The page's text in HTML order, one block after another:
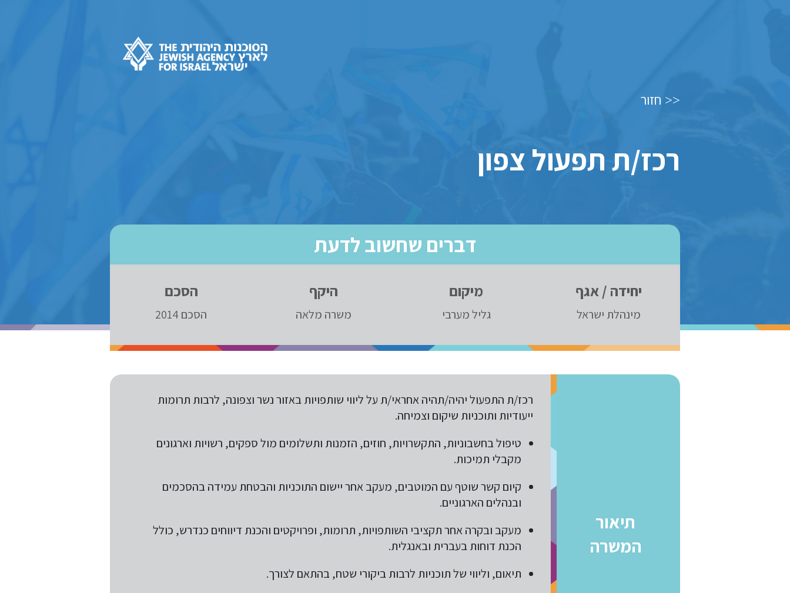
<< חזור
רכז/ת תפעול צפון
דברים שחשוב לדעת
יחידה / אגף
מינהלת ישראל
מיקום
גליל מערבי
היקף
משרה מלאה
הסכם
הסכם 2014
תיאור
המשרה
רכז/ת התפעול יהיה/תהיה אחראי/ת על ליווי שותפויות באזור נשר וצפונה, לרבות תרומות
ייעודיות ותוכניות שיקום וצמיחה.
טיפול בחשבוניות, התקשרויות, חוזים, הזמנות ותשלומים מול ספקים, רשויות וארגונים
מקבלי תמיכות.
קיום קשר שוטף עם המוטבים, מעקב אחר יישום התוכניות והבטחת עמידה בהסכמים
ובנהלים הארגוניים.
מעקב ובקרה אחר תקציבי השותפויות, תרומות, ופרויקטים והכנת דיווחים כנדרש, כולל
הכנת דוחות בעברית ובאנגלית.
תיאום, וליווי של תוכניות לרבות ביקורי שטח, בהתאם לצורך.